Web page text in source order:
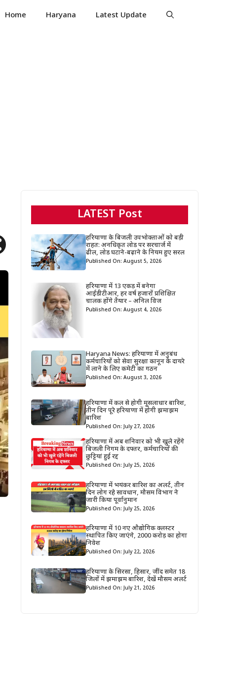
Home Haryana Latest Update
LATEST Post
हरियाणा के बिजली उपभोक्ताओं को बड़ी
राहत: अनधिकृत लोड पर सरचार्ज में
ढील, लोड घटाने-बढ़ाने के नियम हुए सरल
Published On: August 5, 2026
हरियाणा में 13 एकड़ में बनेगा
आईडीटीआर, हर वर्ष हजारों प्रशिक्षित
चालक होंगे तैयार – अनिल विज
Published On: August 4, 2026
Haryana News: हरियाणा में अनुबंध
कर्मचारियों को सेवा सुरक्षा कानून के दायरे
में लाने के लिए कमेटी का गठन
Published On: August 3, 2026
हरियाणा में कल से होगी मूसलाधार बारिश,
तीन दिन पूरे हरियाणा में होगी झमाझम
बारिश
Published On: July 27, 2026
हरियाणा में अब शनिवार को भी खुले रहेंगे
बिजली निगम के दफ्तर, कर्मचारियों की
छुट्टियां हुई रद्द
Published On: July 25, 2026
हरियाणा में भयंकर बारिश का अलर्ट, तीन
दिन लोग रहे सावधान, मौसम विभाग ने
जारी किया पूर्वानुमान
Published On: July 25, 2026
हरियाणा में 10 नए औद्योगिक क्लस्टर
स्थापित किए जाएंगे, 2000 करोड़ का होगा
निवेश
Published On: July 22, 2026
हरियाणा के सिरसा, हिसार, जींद समेत 18
जिलों में झमाझम बारिश, देखें मौसम अलर्ट
Published On: July 21, 2026